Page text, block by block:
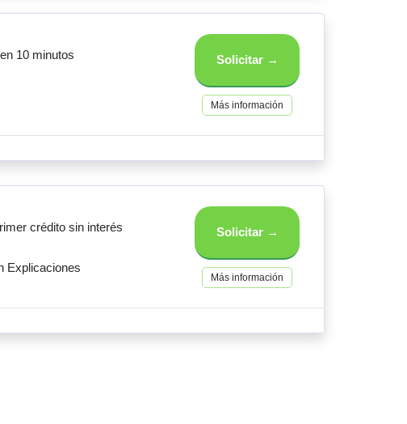
10 minutos
Solicitar →
Más información
crédito sin interés
Explicaciones
Solicitar →
Más información